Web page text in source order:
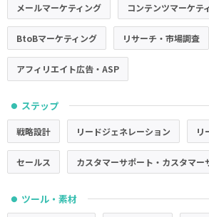
メールマーケティング コンテンツマーケテ
BtoBマーケティング リサーチ・市場調査
アフィリエイト広告・ASP
● ステップ
戦略設計 リードジェネレーション リ
セールス カスタマーサポート・カスタマー
● ツール・素材